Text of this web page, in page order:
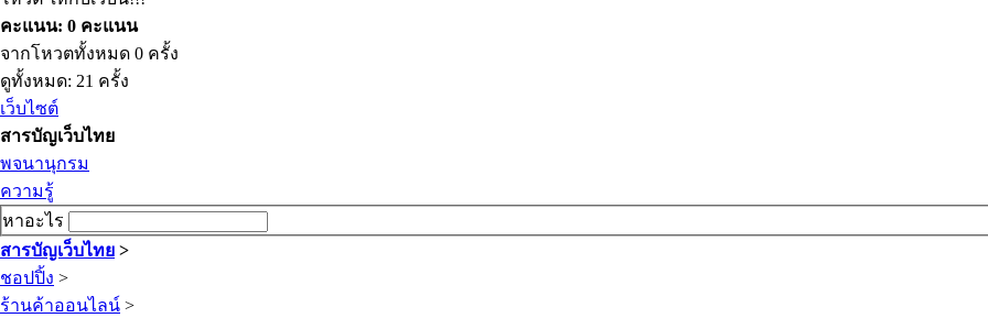
คะแนน: 0 คะแนน
จากโหวตทั้งหมด 0 ครั้ง
ดูทั้งหมด: 21 ครั้ง
เว็บไซต์
สารบัญเว็บไทย
พจนานุกรม
ความรู้
หาอะไร
สารบัญเว็บไทย >
ชอปปิ้ง >
ร้านค้าออนไลน์ >